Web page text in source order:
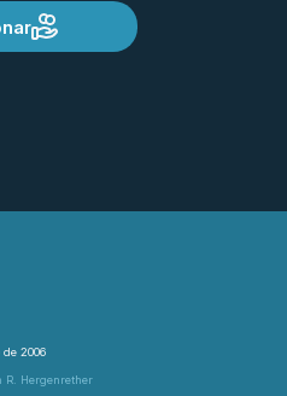
2006
R. Hergenrether